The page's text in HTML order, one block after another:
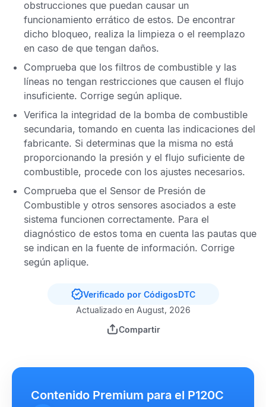
obstrucciones que puedan causar un
funcionamiento errático de estos. De encontrar
dicho bloqueo, realiza la limpieza o el reemplazo
en caso de que tengan daños.
Comprueba que los filtros de combustible y las
líneas no tengan restricciones que causen el flujo
insuficiente. Corrige según aplique.
Verifica la integridad de la bomba de combustible
secundaria, tomando en cuenta las indicaciones del
fabricante. Si determinas que la misma no está
proporcionando la presión y el flujo suficiente de
combustible, procede con los ajustes necesarios.
Comprueba que el Sensor de Presión de
Combustible y otros sensores asociados a este
sistema funcionen correctamente. Para el
diagnóstico de estos toma en cuenta las pautas que
se indican en la fuente de información. Corrige
según aplique.
Verificado por CódigosDTC
Actualizado en August, 2026
Compartir
Contenido Premium para el P120C